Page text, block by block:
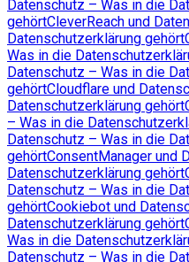
Datenschutz – Was in die
gehörtCleverReach und
Datenschutzerklärung gehört
Was in die
Datenschutz – Was in die
gehörtCloudflare und
Datenschutzerklärung gehört
– Was in die
Datenschutz – Was in die
gehörtConsentManager und
Datenschutzerklärung gehört
Datenschutz – Was in die
gehörtCookiebot und
Datenschutzerklärung gehört
Was in die
Datenschutz – Was in die